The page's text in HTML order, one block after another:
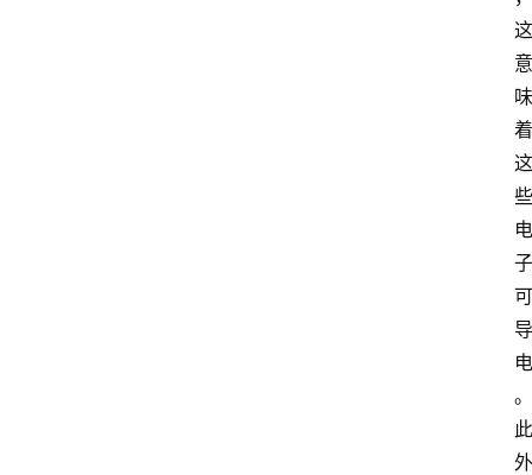
这
意
味
着
这
些
电
子
可
导
电
。
此
外